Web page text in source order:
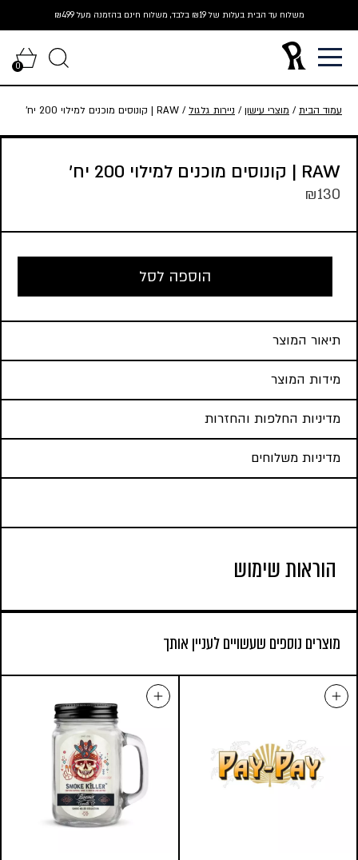
to
content
משלוח עד הבית בעלות של ₪19 בלבד, משלוח חינם בהזמנה מעל ₪499
0
עמוד הבית/ מוצרי עישון/ ניירות גלגול/ RAW | קונוסים מוכנים למילוי 200 יח’
RAW | קונוסים מוכנים למילוי 200 יח’
₪130
הוספה לסל
תיאור המוצר
מידות המוצר
מדיניות החלפות והחזרות
מדיניות משלוחים
הוראות שימוש
מוצרים נוספים שעשויים לעניין אותך